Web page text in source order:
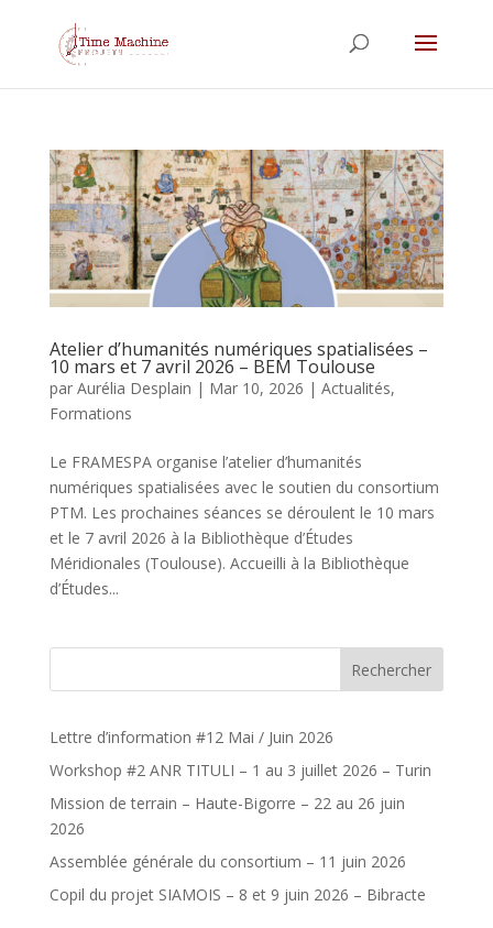
Atelier d’humanités numériques spatialisées –
10 mars et 7 avril 2026 – BEM Toulouse
par Aurélia Desplain | Mar 10, 2026 | Actualités,
Formations
Le FRAMESPA organise l’atelier d’humanités
numériques spatialisées avec le soutien du consortium
PTM. Les prochaines séances se déroulent le 10 mars
et le 7 avril 2026 à la Bibliothèque d’Études
Méridionales (Toulouse). Accueilli à la Bibliothèque
d’Études...
Rechercher
Lettre d’information #12 Mai / Juin 2026
Workshop #2 ANR TITULI – 1 au 3 juillet 2026 – Turin
Mission de terrain – Haute-Bigorre – 22 au 26 juin
2026
Assemblée générale du consortium – 11 juin 2026
Copil du projet SIAMOIS – 8 et 9 juin 2026 – Bibracte